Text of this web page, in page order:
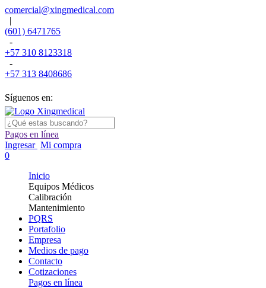
comercial@xingmedical.com
|
(601) 6471765
-
+57 310 8123318
-
+57 313 8408686
Síguenos en:
Pagos en línea
Ingresar Mi compra
0
Inicio
Equipos Médicos
Calibración
Mantenimiento
PQRS
Portafolio
Empresa
Medios de pago
Contacto
Cotizaciones
Pagos en línea